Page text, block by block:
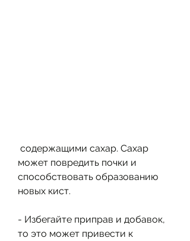
может повредить почки и
способствовать образованию
новых кист.
- Избегайте приправ и добавок,
то это может привести к